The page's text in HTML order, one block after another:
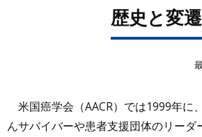
歴史と変遷
米国癌学会（AACR）では1999年に
んサバイバーや患者支援団体のリーダ